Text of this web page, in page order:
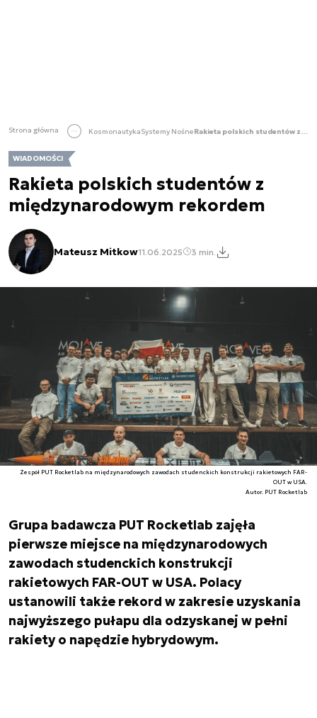
Strona główna KosmonautykaSystemy Nośne Rakieta polskich studentów z międzynarodowym rekordem
WIADOMOŚCI
Rakieta polskich studentów z
międzynarodowym rekordem
Mateusz Mitkow11.06.2025 3 min.
Zespół PUT Rocketlab na międzynarodowych zawodach studenckich konstrukcji rakietowych FAR-
OUT w USA.
Autor. PUT Rocketlab
Grupa badawcza PUT Rocketlab zajęła
pierwsze miejsce na międzynarodowych
zawodach studenckich konstrukcji
rakietowych FAR-OUT w USA. Polacy
ustanowili także rekord w zakresie uzyskania
najwyższego pułapu dla odzyskanej w pełni
rakiety o napędzie hybrydowym.